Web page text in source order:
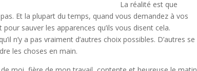
La réalité est que
Et la plupart du temps, quand vous demandez à vos
sauver les apparences qu’ils vous disent cela.
n’y a pas vraiment d’autres choix possibles. D’autres se
les choses en main.